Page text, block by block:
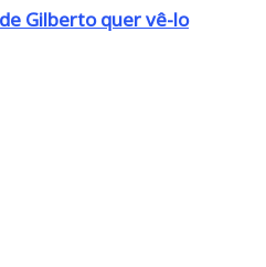
Gilberto quer vê-lo